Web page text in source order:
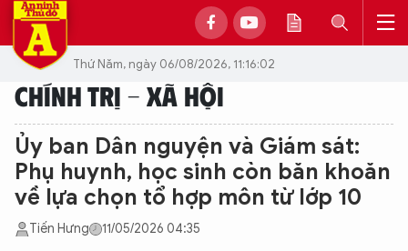
Thứ Năm, ngày 06/08/2026, 11:16:02
CHÍNH TRỊ - XÃ HỘI
Ủy ban Dân nguyện và Giám sát:
Phụ huynh, học sinh còn băn khoăn
về lựa chọn tổ hợp môn từ lớp 10
Tiến Hưng 11/05/2026 04:35